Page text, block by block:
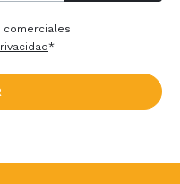
comerciales
*